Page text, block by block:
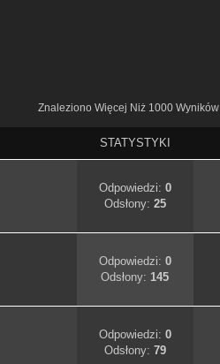
Znaleziono Więcej Niż 1000 Wyników
STATYSTYKI
Odpowiedzi: 0
Odsłony: 25
Odpowiedzi: 0
Odsłony:145
Odpowiedzi: 0
Odsłony: 79